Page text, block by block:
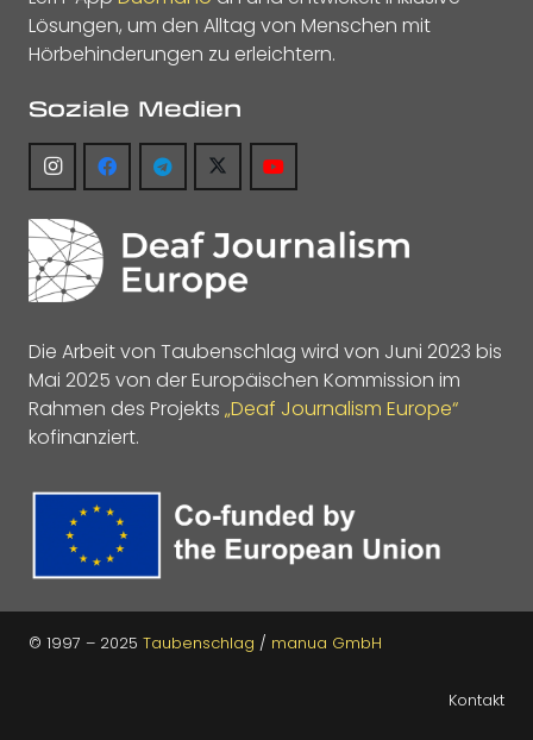
Lösungen, um den Alltag von Menschen mit
Hörbehinderungen zu erleichtern.
Soziale Medien
Die Arbeit von Taubenschlag wird von Juni 2023 bis
Mai 2025 von der Europäischen Kommission im
Rahmen des Projekts „Deaf Journalism Europe“
kofinanziert.
© 1997 – 2025 Taubenschlag / manua GmbH
Kontakt